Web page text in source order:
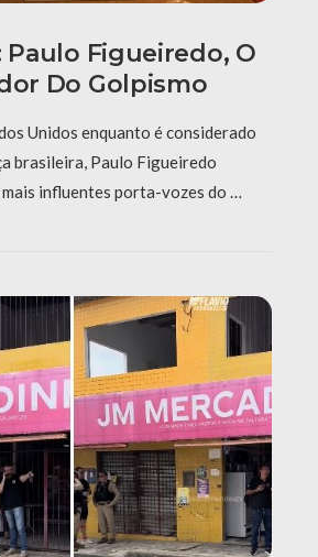
Paulo Figueiredo, O
Do Golpismo
Unidos enquanto é considerado
brasileira, Paulo Figueiredo
influentes porta-vozes do …